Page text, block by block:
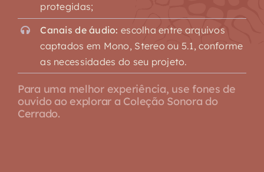
protegidas;
Canais de áudio: escolha entre arquivos
captados em Mono, Stereo ou 5.1, conforme
as necessidades do seu projeto.
Para uma melhor experiência, use fones de
ouvido ao explorar a Coleção Sonora do
Cerrado.